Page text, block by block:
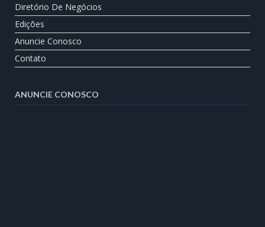
Diretório De Negócios
Edições
Anuncie Conosco
Contato
ANUNCIE CONOSCO